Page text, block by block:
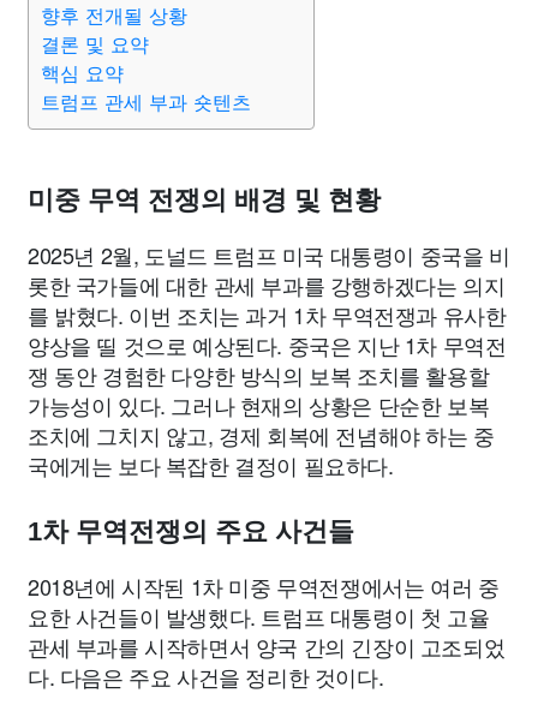
향후 전개될 상황
결론 및 요약
핵심 요약
트럼프 관세 부과 숏텐츠
미중 무역 전쟁의 배경 및 현황
2025년 2월, 도널드 트럼프 미국 대통령이 중국을 비
롯한 국가들에 대한 관세 부과를 강행하겠다는 의지
를 밝혔다. 이번 조치는 과거 1차 무역전쟁과 유사한
양상을 띨 것으로 예상된다. 중국은 지난 1차 무역전
쟁 동안 경험한 다양한 방식의 보복 조치를 활용할
가능성이 있다. 그러나 현재의 상황은 단순한 보복
조치에 그치지 않고, 경제 회복에 전념해야 하는 중
국에게는 보다 복잡한 결정이 필요하다.
1차 무역전쟁의 주요 사건들
2018년에 시작된 1차 미중 무역전쟁에서는 여러 중
요한 사건들이 발생했다. 트럼프 대통령이 첫 고율
관세 부과를 시작하면서 양국 간의 긴장이 고조되었
다. 다음은 주요 사건을 정리한 것이다.